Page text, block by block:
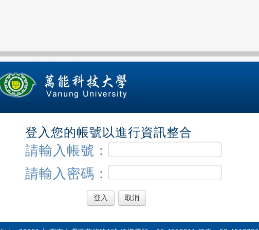
登入您的帳號以進行資訊整合
請輸入帳號：
請輸入密碼：
登入 取消